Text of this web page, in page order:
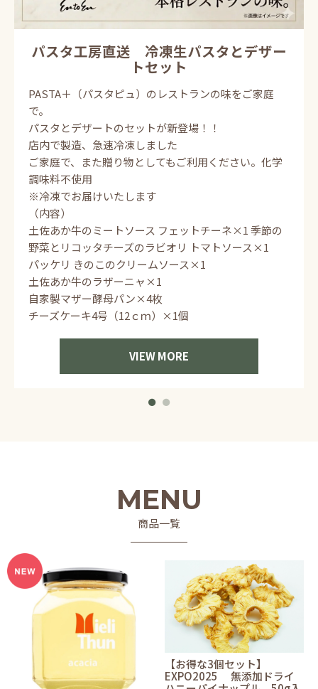
パスタ工房直送 冷凍生パスタとデザー
トセット
PASTA＋（パスタピュ）のレストランの味をご家庭
で。
パスタとデザートのセットが新登場！！
店内で製造、急速冷凍しました
ご家庭で、また贈り物としてもご利用ください。化学
調味料不使用
※冷凍でお届けいたします
（内容）
土佐あか牛のミートソース フェットチーネ×1 季節の
野菜とリコッタチーズのラビオリ トマトソース×1
パッケリ きのこのクリームソース×1
土佐あか牛のラザーニャ×1
自家製マザー酵母パン×4枚
チーズケーキ4号（12ｃｍ）×1個
VIEW MORE
MENU
商品一覧
【お得な3個セット】
EXPO2025 無添加ドライ